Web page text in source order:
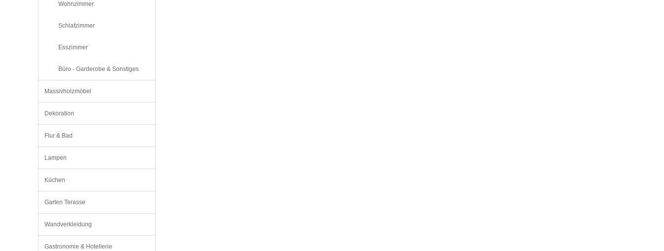
Wohnzimmer
Schlafzimmer
Esszimmer
Büro - Garderobe & Sonstiges
Massivholzmöbel
Dekoration
Flur & Bad
Lampen
Küchen
Garten Terasse
Wandverkleidung
Gastronomie & Hotellerie